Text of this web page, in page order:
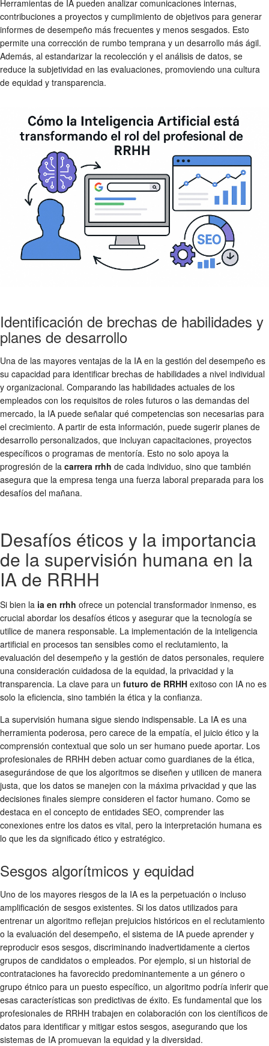
Herramientas de IA pueden analizar comunicaciones internas,
contribuciones a proyectos y cumplimiento de objetivos para generar
informes de desempeño más frecuentes y menos sesgados. Esto
permite una corrección de rumbo temprana y un desarrollo más ágil.
Además, al estandarizar la recolección y el análisis de datos, se
reduce la subjetividad en las evaluaciones, promoviendo una cultura
de equidad y transparencia.
Identificación de brechas de habilidades y
planes de desarrollo
Una de las mayores ventajas de la IA en la gestión del desempeño es
su capacidad para identificar brechas de habilidades a nivel individual
y organizacional. Comparando las habilidades actuales de los
empleados con los requisitos de roles futuros o las demandas del
mercado, la IA puede señalar qué competencias son necesarias para
el crecimiento. A partir de esta información, puede sugerir planes de
desarrollo personalizados, que incluyan capacitaciones, proyectos
específicos o programas de mentoría. Esto no solo apoya la
progresión de la carrera rrhh de cada individuo, sino que también
asegura que la empresa tenga una fuerza laboral preparada para los
desafíos del mañana.
Desafíos éticos y la importancia
de la supervisión humana en la
IA de RRHH
Si bien la ia en rrhh ofrece un potencial transformador inmenso, es
crucial abordar los desafíos éticos y asegurar que la tecnología se
utilice de manera responsable. La implementación de la inteligencia
artificial en procesos tan sensibles como el reclutamiento, la
evaluación del desempeño y la gestión de datos personales, requiere
una consideración cuidadosa de la equidad, la privacidad y la
transparencia. La clave para un futuro de RRHH exitoso con IA no es
solo la eficiencia, sino también la ética y la confianza.
La supervisión humana sigue siendo indispensable. La IA es una
herramienta poderosa, pero carece de la empatía, el juicio ético y la
comprensión contextual que solo un ser humano puede aportar. Los
profesionales de RRHH deben actuar como guardianes de la ética,
asegurándose de que los algoritmos se diseñen y utilicen de manera
justa, que los datos se manejen con la máxima privacidad y que las
decisiones finales siempre consideren el factor humano. Como se
destaca en el concepto de entidades SEO, comprender las
conexiones entre los datos es vital, pero la interpretación humana es
lo que les da significado ético y estratégico.
Sesgos algorítmicos y equidad
Uno de los mayores riesgos de la IA es la perpetuación o incluso
amplificación de sesgos existentes. Si los datos utilizados para
entrenar un algoritmo reflejan prejuicios históricos en el reclutamiento
o la evaluación del desempeño, el sistema de IA puede aprender y
reproducir esos sesgos, discriminando inadvertidamente a ciertos
grupos de candidatos o empleados. Por ejemplo, si un historial de
contrataciones ha favorecido predominantemente a un género o
grupo étnico para un puesto específico, un algoritmo podría inferir que
esas características son predictivas de éxito. Es fundamental que los
profesionales de RRHH trabajen en colaboración con los científicos de
datos para identificar y mitigar estos sesgos, asegurando que los
sistemas de IA promuevan la equidad y la diversidad.